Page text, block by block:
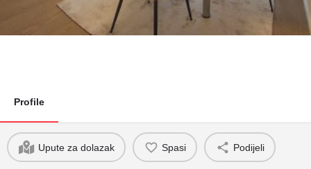
Profile
Upute za dolazak Spasi Podijeli